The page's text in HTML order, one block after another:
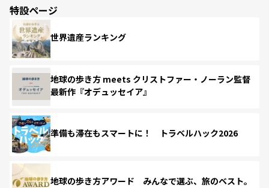
特設ページ
世界遺産ランキング
地球の歩き方 meets クリストファー・ノーラン監督
最新作『オデュッセイア』
準備も滞在もスマートに！ トラベルハック2026
地球の歩き方アワード みんなで選ぶ、旅のベスト。